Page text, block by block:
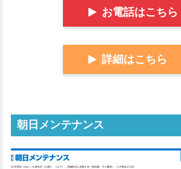
お電話はこちら
詳細はこちら
朝日メンテナンス